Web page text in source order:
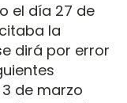
el día 27 de
la
dirá por error
de marzo